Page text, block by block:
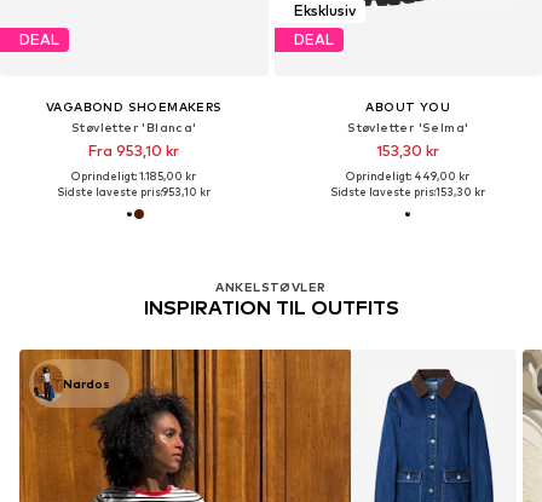
DEAL
VAGABOND SHOEMAKERS
Støvletter 'Blanca'
Fra 953,10 kr
Oprindeligt: 1.185,00 kr
Sidste laveste pris:953,10 kr
Eksklusiv
DEAL
ABOUT YOU
Støvletter 'Selma'
153,30 kr
Oprindeligt: 449,00 kr
Sidste laveste pris:153,30 kr
ANKELSTØVLER
INSPIRATION TIL OUTFITS
Nardos